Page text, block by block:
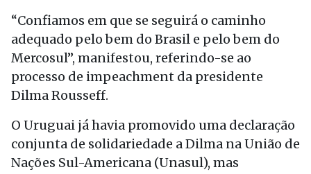
“Confiamos em que se seguirá o caminho
adequado pelo bem do Brasil e pelo bem do
Mercosul”, manifestou, referindo-se ao
processo de impeachment da presidente
Dilma Rousseff.
O Uruguai já havia promovido uma declaração
conjunta de solidariedade a Dilma na União de
Nações Sul-Americana (Unasul), mas